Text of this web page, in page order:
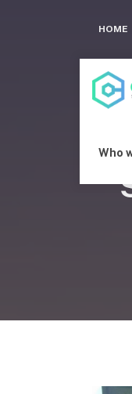
HOME
Who